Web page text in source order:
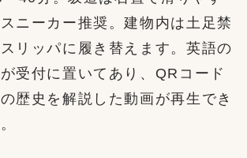
ニーカー推奨。建物内は土足禁
リッパに履き替えます。英語の
受付に置いてあり、QRコード
歴史を解説した動画が再生でき